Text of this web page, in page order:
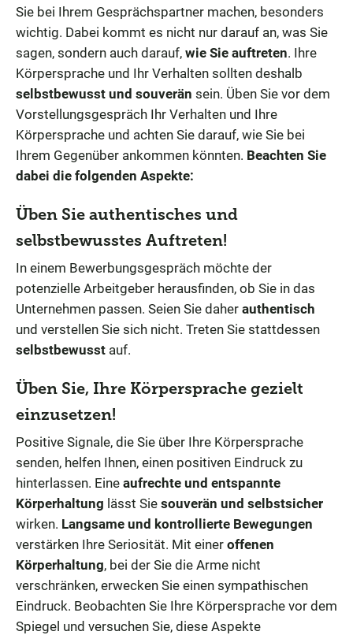
Sie bei Ihrem Gesprächspartner machen, besonders
wichtig. Dabei kommt es nicht nur darauf an, was Sie
sagen, sondern auch darauf, wie Sie auftreten. Ihre
Körpersprache und Ihr Verhalten sollten deshalb
selbstbewusst und souverän sein. Üben Sie vor dem
Vorstellungsgespräch Ihr Verhalten und Ihre
Körpersprache und achten Sie darauf, wie Sie bei
Ihrem Gegenüber ankommen könnten. Beachten Sie
dabei die folgenden Aspekte:
Üben Sie authentisches und
selbstbewusstes Auftreten!
In einem Bewerbungsgespräch möchte der
potenzielle Arbeitgeber herausfinden, ob Sie in das
Unternehmen passen. Seien Sie daher authentisch
und verstellen Sie sich nicht. Treten Sie stattdessen
selbstbewusst auf.
Üben Sie, Ihre Körpersprache gezielt
einzusetzen!
Positive Signale, die Sie über Ihre Körpersprache
senden, helfen Ihnen, einen positiven Eindruck zu
hinterlassen. Eine aufrechte und entspannte
Körperhaltung lässt Sie souverän und selbstsicher
wirken. Langsame und kontrollierte Bewegungen
verstärken Ihre Seriosität. Mit einer offenen
Körperhaltung, bei der Sie die Arme nicht
verschränken, erwecken Sie einen sympathischen
Eindruck. Beobachten Sie Ihre Körpersprache vor dem
Spiegel und versuchen Sie, diese Aspekte